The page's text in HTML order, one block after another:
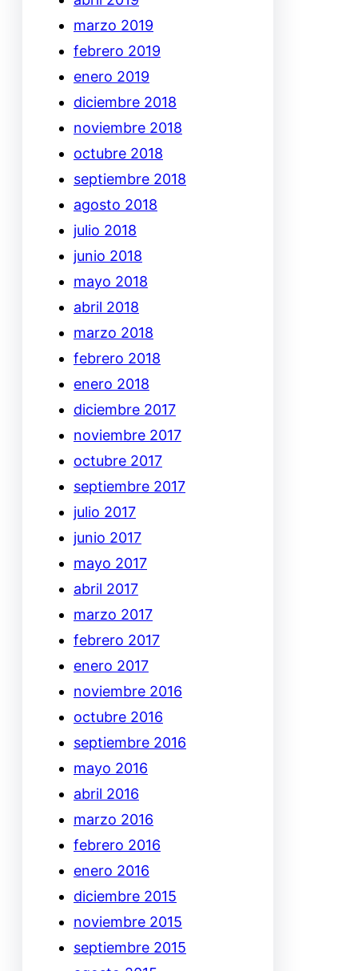
marzo 2019
febrero 2019
enero 2019
diciembre 2018
noviembre 2018
octubre 2018
septiembre 2018
agosto 2018
julio 2018
junio 2018
mayo 2018
abril 2018
marzo 2018
febrero 2018
enero 2018
diciembre 2017
noviembre 2017
octubre 2017
septiembre 2017
julio 2017
junio 2017
mayo 2017
abril 2017
marzo 2017
febrero 2017
enero 2017
noviembre 2016
octubre 2016
septiembre 2016
mayo 2016
abril 2016
marzo 2016
febrero 2016
enero 2016
diciembre 2015
noviembre 2015
septiembre 2015